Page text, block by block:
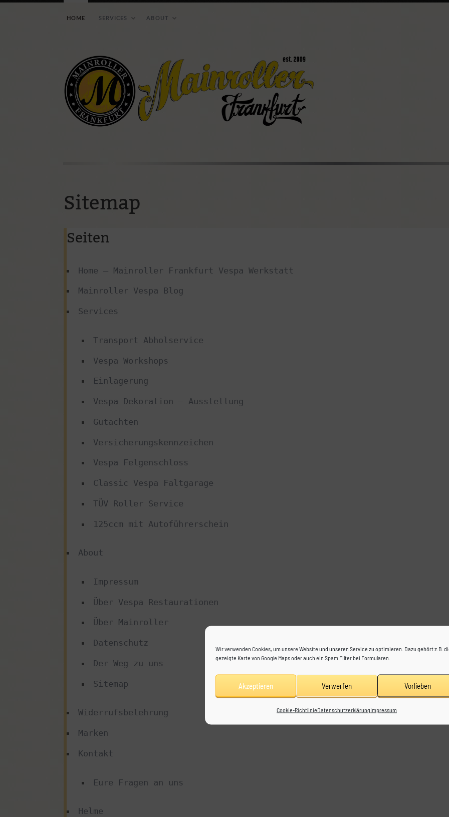
Wir verwenden Cookies, um unsere Website und unseren Service zu optimieren. Dazu gehört z.B.
gezeigte Karte von Google Maps oder auch ein Spam Filter bei Formularen.
Akzeptieren Verwerfen Vorlieben
Cookie-RichtlinieDatenschutzerklärungImpressum
Mit Klick auf die Karte gelangt ihr zur Wegbeschreibung
Wenn Ihr Fragen habt, wendet
HOME SERVICES ABOUT
Sitemap
Seiten
Home – Mainroller Frankfurt Vespa Werkstatt
Mainroller Vespa Blog
Services
Transport Abholservice
Vespa Workshops
Einlagerung
Vespa Dekoration – Ausstellung
Gutachten
Versicherungskennzeichen
Vespa Felgenschloss
Classic Vespa Faltgarage
TÜV Roller Service
125ccm mit Autoführerschein
About
Impressum
Über Vespa Restaurationen
Über Mainroller
Datenschutz
Der Weg zu uns
Sitemap
Widerrufsbelehrung
Marken
Kontakt
Eure Fragen an uns
Helme